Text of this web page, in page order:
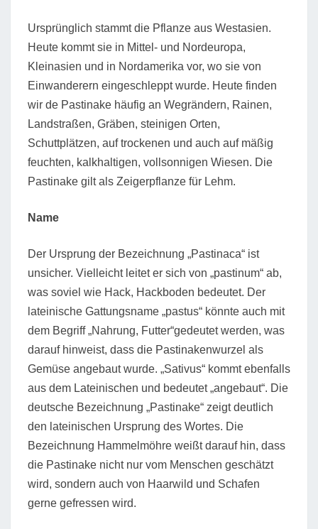
Ursprünglich stammt die Pflanze aus Westasien.
Heute kommt sie in Mittel- und Nordeuropa,
Kleinasien und in Nordamerika vor, wo sie von
Einwanderern eingeschleppt wurde. Heute finden
wir de Pastinake häufig an Wegrändern, Rainen,
Landstraßen, Gräben, steinigen Orten,
Schuttplätzen, auf trockenen und auch auf mäßig
feuchten, kalkhaltigen, vollsonnigen Wiesen. Die
Pastinake gilt als Zeigerpflanze für Lehm.
Name
Der Ursprung der Bezeichnung „Pastinaca“ ist
unsicher. Vielleicht leitet er sich von „pastinum“ ab,
was soviel wie Hack, Hackboden bedeutet. Der
lateinische Gattungsname „pastus“ könnte auch mit
dem Begriff „Nahrung, Futter“gedeutet werden, was
darauf hinweist, dass die Pastinakenwurzel als
Gemüse angebaut wurde. „Sativus“ kommt ebenfalls
aus dem Lateinischen und bedeutet „angebaut“. Die
deutsche Bezeichnung „Pastinake“ zeigt deutlich
den lateinischen Ursprung des Wortes. Die
Bezeichnung Hammelmöhre weißt darauf hin, dass
die Pastinake nicht nur vom Menschen geschätzt
wird, sondern auch von Haarwild und Schafen
gerne gefressen wird.